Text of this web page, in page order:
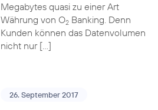
Megabytes quasi zu einer Art
Währung von O2Banking. Denn
Kunden können das Datenvolumen
nicht nur […]
26. September 2017